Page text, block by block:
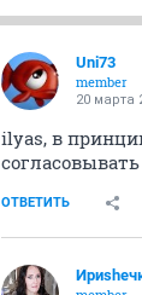
Uni73
member
20 марта
ilyas, в
ОТВЕТИТЬ